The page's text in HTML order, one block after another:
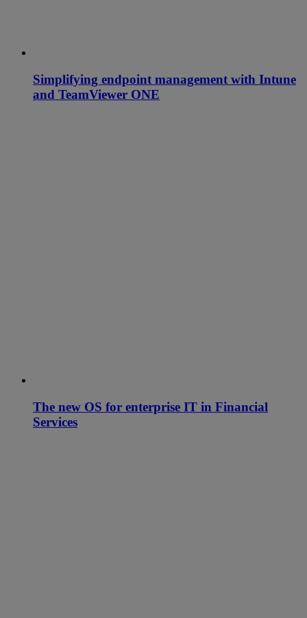
Simplifying endpoint management with Intune
and TeamViewer ONE
The new OS for enterprise IT in Financial
Services